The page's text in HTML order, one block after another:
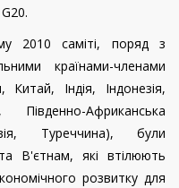
2010 саміті, поряд з
країнами-членами
Індія, Індонезія,
Африканська
Туреччина), були
В'єтнам, які втілюють
розвитку для